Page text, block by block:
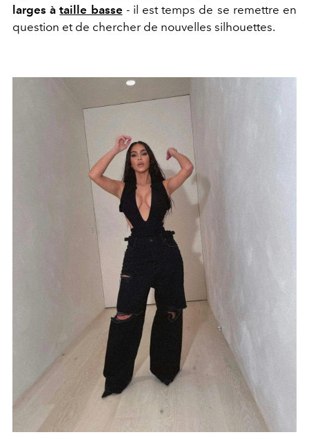
larges àtaille basse - il est temps de se remettre en
question et de chercher de nouvelles silhouettes.